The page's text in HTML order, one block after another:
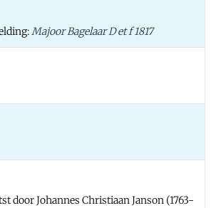
Majoor Bagelaar D et f 1817
door Johannes Christiaan Janson (1763-